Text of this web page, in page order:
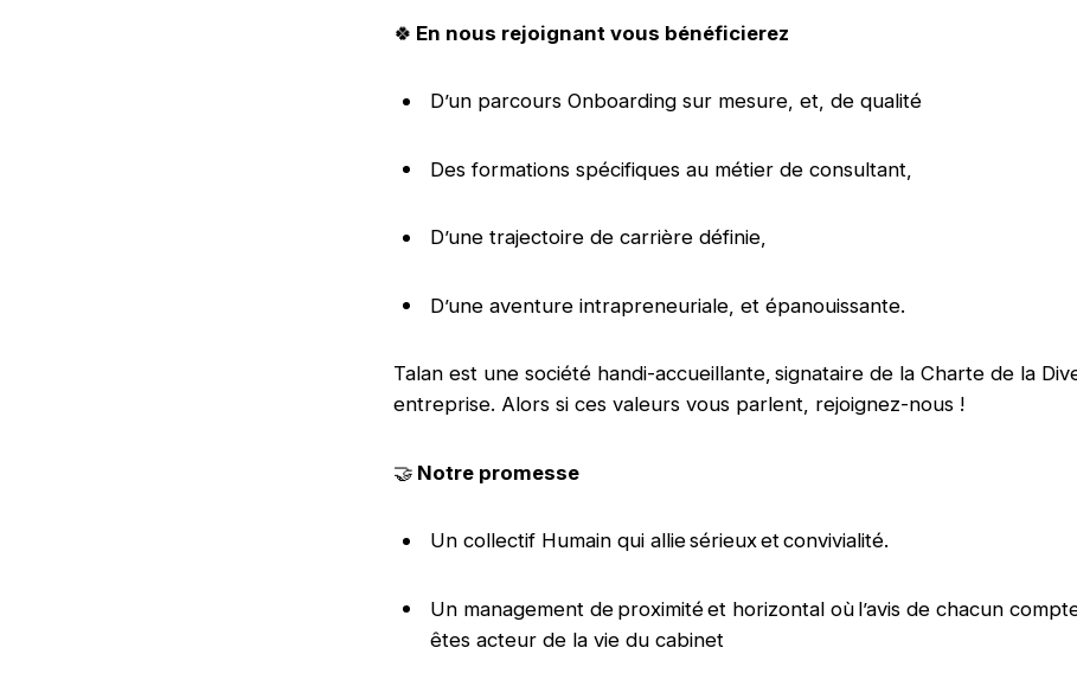
🍀 En nous rejoignant vous bénéficierez
D’un parcours Onboarding sur mesure, et, de qualité
Des formations spécifiques au métier de consultant,
D’une trajectoire de carrière définie,
D’une aventure intrapreneuriale, et épanouissante.
Talan est une société handi-accueillante, signataire de la Charte de la
entreprise. Alors si ces valeurs vous parlent, rejoignez-nous !
🤝 Notre promesse
Un collectif Humain qui allie sérieux et convivialité.
Un management de proximité et horizontal où l’avis de chacun
êtes acteur de la vie du cabinet